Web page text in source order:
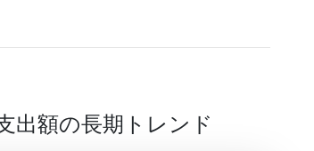
出額の長期トレンド